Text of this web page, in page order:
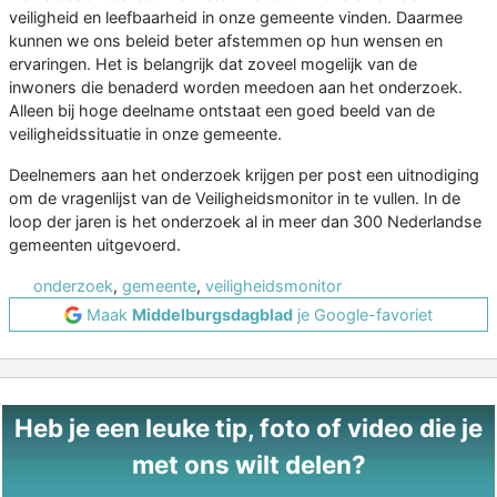
veiligheid en leefbaarheid in onze gemeente vinden. Daarmee
kunnen we ons beleid beter afstemmen op hun wensen en
ervaringen. Het is belangrijk dat zoveel mogelijk van de
inwoners die benaderd worden meedoen aan het onderzoek.
Alleen bij hoge deelname ontstaat een goed beeld van de
veiligheidssituatie in onze gemeente.
Deelnemers aan het onderzoek krijgen per post een uitnodiging
om de vragenlijst van de Veiligheidsmonitor in te vullen. In de
loop der jaren is het onderzoek al in meer dan 300 Nederlandse
gemeenten uitgevoerd.
onderzoek, gemeente, veiligheidsmonitor
Maak Middelburgsdagblad je Google-favoriet
Heb je een leuke tip, foto of video die je
met ons wilt delen?